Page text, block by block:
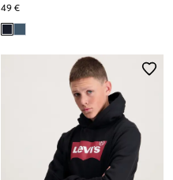
49 €